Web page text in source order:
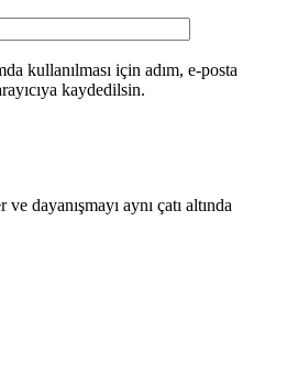
kullanılması için adım, e-posta
kaydedilsin.
dayanışmayı aynı çatı altında